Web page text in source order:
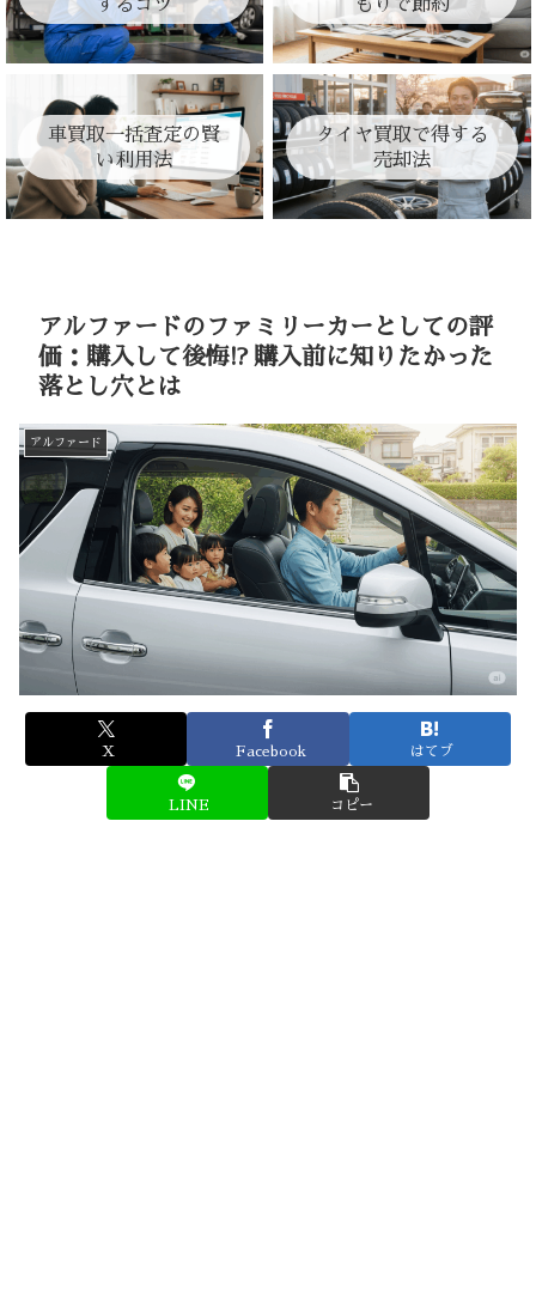
するコツ
もりで節約
車買取一括査定の賢
い利用法
タイヤ買取で得する
売却法
アルファードのファミリーカーとしての評
価：購入して後悔!? 購入前に知りたかった
落とし穴とは
アルファード
X Facebook はてブ
LINE コピー